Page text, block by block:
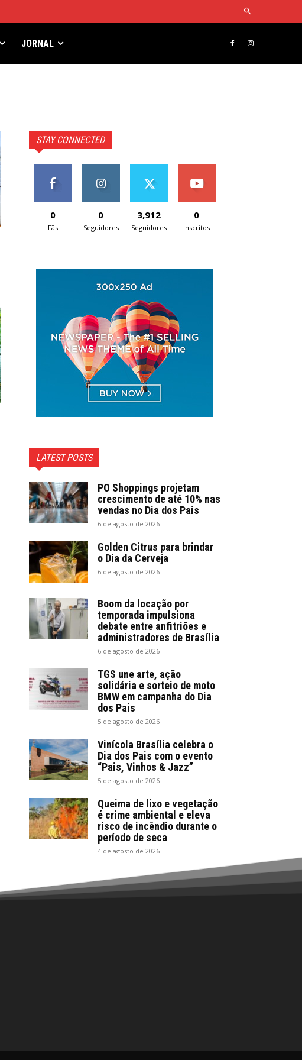
JORNAL
STAY CONNECTED
0
Fãs
0
Seguidores
3,912
Seguidores
0
Inscritos
LATEST POSTS
PO Shoppings projetam
crescimento de até 10% nas
vendas no Dia dos Pais
6 de agosto de 2026
Golden Citrus para brindar
o Dia da Cerveja
6 de agosto de 2026
Boom da locação por
temporada impulsiona
debate entre anfitriões e
administradores de Brasília
6 de agosto de 2026
TGS une arte, ação
solidária e sorteio de moto
BMW em campanha do Dia
dos Pais
5 de agosto de 2026
Vinícola Brasília celebra o
Dia dos Pais com o evento
“Pais, Vinhos & Jazz”
5 de agosto de 2026
Queima de lixo e vegetação
é crime ambiental e eleva
risco de incêndio durante o
período de seca
4 de agosto de 2026